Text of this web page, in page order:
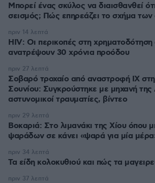
Μπορεί ένας σκύλος να διαισθανθεί
σεισμός; Πώς επηρεάζει το σχήμα των
HIV: Οι περικοπές στη χρηματοδότηση
ανατρέψουν 30 χρόνια προόδου
πριν 14 λεπτά
Σοβαρό τροχαίο από αναστροφή ΙΧ
Σουνίου: Συγκρούστηκε με μηχανή
αστυνομικοί τραυματίες, βίντεο
πριν 27 λεπτά
Βοκαριά: Στο λιμανάκι της Χίου όπου
ψαράδων σε κάνει «ψαρά για μία
πριν 29 λεπτά
Τα είδη κολοκυθιού και πώς τα
πριν 34 λεπτά
πριν 37 λεπτά